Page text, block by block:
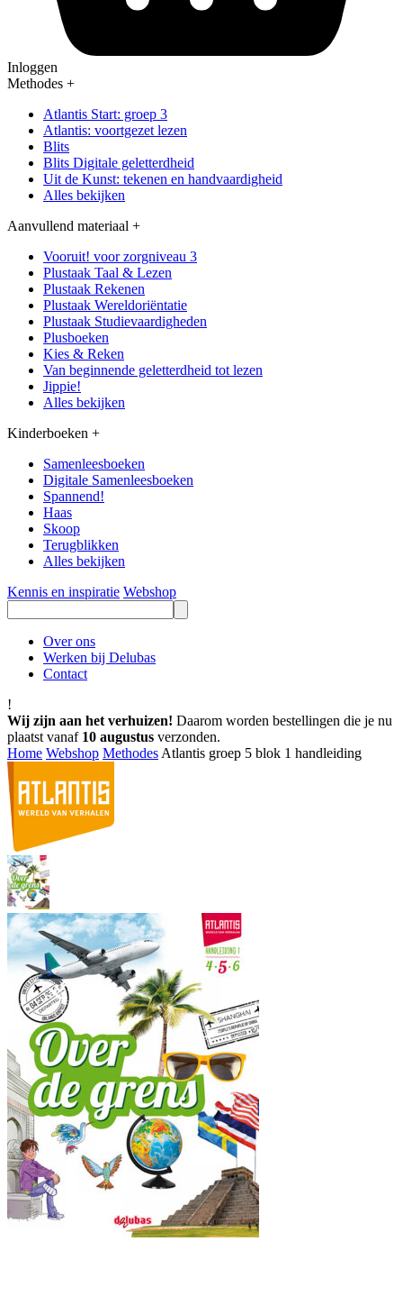
Inloggen
Methodes +
Atlantis Start: groep 3
Atlantis: voortgezet lezen
Blits
Blits Digitale geletterdheid
Uit de Kunst: tekenen en handvaardigheid
Alles bekijken
Aanvullend materiaal +
Vooruit! voor zorgniveau 3
Plustaak Taal & Lezen
Plustaak Rekenen
Plustaak Wereldoriëntatie
Plustaak Studievaardigheden
Plusboeken
Kies & Reken
Van beginnende geletterdheid tot lezen
Jippie!
Alles bekijken
Kinderboeken +
Samenleesboeken
Digitale Samenleesboeken
Spannend!
Haas
Skoop
Terugblikken
Alles bekijken
Kennis en inspiratie Webshop
Over ons
Werken bij Delubas
Contact
!
Wij zijn aan het verhuizen! Daarom worden bestellingen die je nu
plaatst vanaf 10 augustus verzonden.
Home Webshop Methodes Atlantis groep 5 blok 1 handleiding